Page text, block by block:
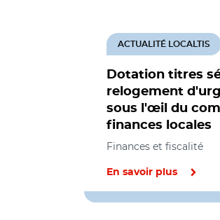
Dotation titres
relogement
sous l'œil du
finances locales
ACTUALITÉ LOCALTIS
Finances et fiscalité
En savoir plus